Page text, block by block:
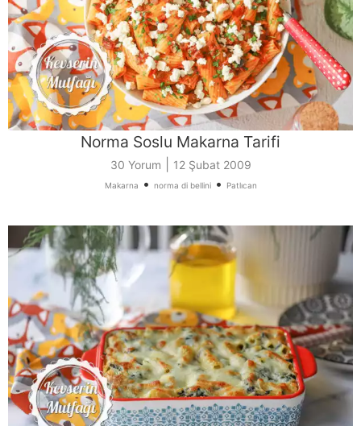
Norma Soslu Makarna Tarifi
30 Yorum 12 Şubat 2009
Makarna • norma di bellini• Patlıcan